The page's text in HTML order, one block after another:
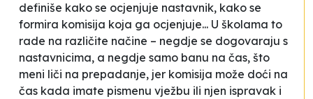
definiše kako se ocjenjuje nastavnik, kako se
formira komisija koja ga ocjenjuje... U školama to
rade na različite načine – negdje se dogovaraju s
nastavnicima, a negdje samo banu na čas, što
meni liči na prepadanje, jer komisija može doći na
čas kada imate pismenu vježbu ili njen ispravak i